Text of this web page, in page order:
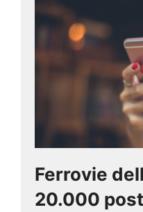
Ferrovie
20.000